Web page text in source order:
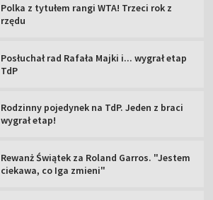
Polka z tytułem rangi WTA! Trzeci rok z
rzędu
Posłuchał rad Rafała Majki i... wygrał etap
TdP
Rodzinny pojedynek na TdP. Jeden z braci
wygrał etap!
Rewanż Świątek za Roland Garros. "Jestem
ciekawa, co Iga zmieni"